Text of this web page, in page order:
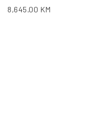
8,645.00 KM